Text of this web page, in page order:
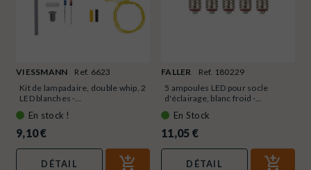
VIESSMANN
Ref. 6623
Kit de lampadaire, double whip, 2
LED blanches -...
En stock !
9,10 €
DÉTAIL
FALLER
Ref. 180229
5 ampoules LED pour socle
d'éclairage, blanc froid -...
En Stock
11,05 €
DÉTAIL